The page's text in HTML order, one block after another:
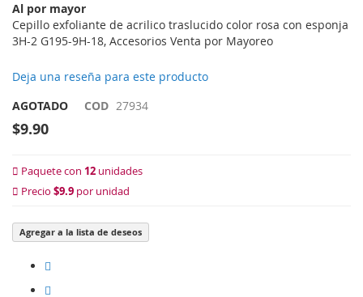
galería
de
imágenes
Al por mayor
Cepillo exfoliante de acrilico traslucido color rosa con esponja
3H-2 G195-9H-18, Accesorios Venta por Mayoreo
Deja una reseña para este producto
AGOTADO
COD 27934
$9.90
Paquete con 12 unidades
Precio $9.9 por unidad
Agregar a la lista de deseos